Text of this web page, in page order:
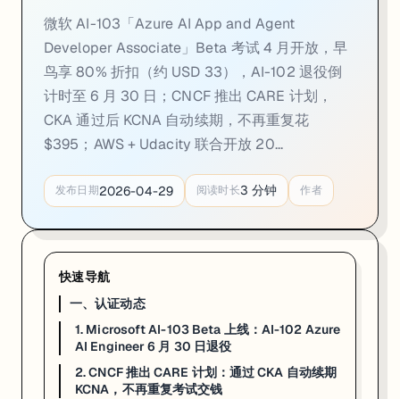
2. CNCF 推出 CARE 计划：通过 CKA 自动续期 KCNA，不再
：CNCF CARE 计划 2026 年 1 月 1 日起生效，高级认证通过
CNCF 认证历来有一个让人烦恼的规则：拿了 CKA 的工程师，KCNA
规则是这样的：
CKA 或 CKAD 通过 / 续期→ KCNA 自动续期
2026 年 1 月 1 日起生效，6 月完成系统全面切换。从 1 月 1 日至
来源：CNCF CARE Program 官方公告·Cloud Native Now
3. AWS AI & ML Scholars 2026：全球 10 万免费名额，6 月
：AWS + Udacity 联合开放 10 万个免费 AI 学习名额，顶尖
项目分两阶段：
Phase 1 — Challenge 阶段（3 月 24 日 — 6 月 24 日）：大约 10 小
微软 AI-103「Azure AI App and Agent
Developer Associate」Beta 考试 4 月开放，早
鸟享 80% 折扣（约 USD 33），AI-102 退役倒
计时至 6 月 30 日；CNCF 推出 CARE 计划，
CKA 通过后 KCNA 自动续期，不再重复花
$395；AWS + Udacity 联合开放 20...
发布日期2026-04-29 阅读时长3 分钟 作者
快速导航
一、认证动态
1. Microsoft AI-103 Beta 上线：AI-102 Azure
AI Engineer 6 月 30 日退役
2. CNCF 推出 CARE 计划：通过 CKA 自动续期
KCNA，不再重复考试交钱